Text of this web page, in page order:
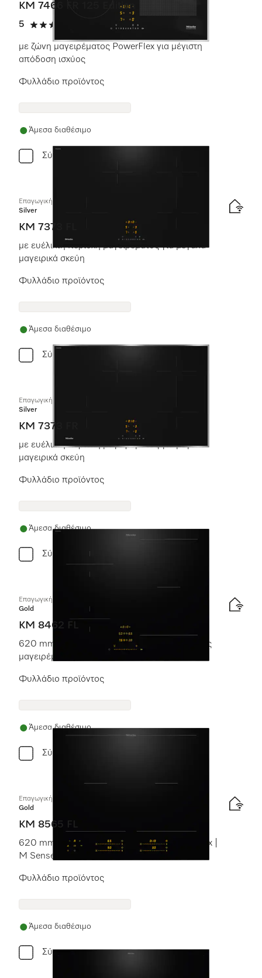
KM 7466 FR 125 Edition
5
5 αστέρια από 5
(1 αξιολόγηση)
με ζώνη μαγειρέματος PowerFlex για μέγιστη
απόδοση ισχύος
Φυλλάδιο προϊόντος
Άμεσα διαθέσιμο
Σύγκριση
Επαγωγική εστία με χειριστήρια επί της συσκευής
Silver
KM 7373 FL
με ευέλικτη περιοχή μαγειρέματος για μεγάλα
μαγειρικά σκεύη
Φυλλάδιο προϊόντος
Άμεσα διαθέσιμο
Σύγκριση
Επαγωγική εστία με χειριστήρια επί της συσκευής
Silver
KM 7373 FR
με ευέλικτη περιοχή μαγειρέματος για μεγάλα
μαγειρικά σκεύη
Φυλλάδιο προϊόντος
Άμεσα διαθέσιμο
Σύγκριση
Επαγωγική εστία με χειριστήρια επί της συσκευής
Gold
KM 8462 FL
620 mm | Μεμονωμένες ζώνες και επιφάνειες
μαγειρέματος PowerFlex
Φυλλάδιο προϊόντος
Άμεσα διαθέσιμο
Σύγκριση
Επαγωγική εστία με χειριστήρια επί της συσκευής
Gold
KM 8565 FL
620 mm | Επιφάνειες μαγειρέματος PowerFlex |
M Sense ready
Φυλλάδιο προϊόντος
Άμεσα διαθέσιμο
Σύγκριση